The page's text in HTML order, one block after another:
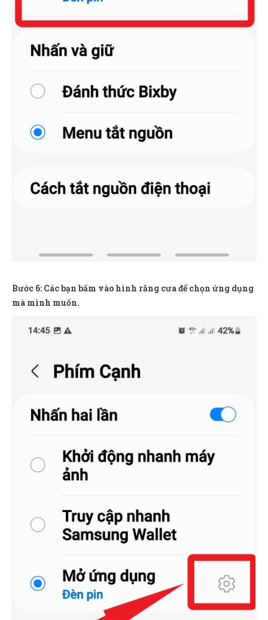
Bước 6: Các bạn bấm vào hình răng cưa để chọn ứng dụng
mà mình muốn.